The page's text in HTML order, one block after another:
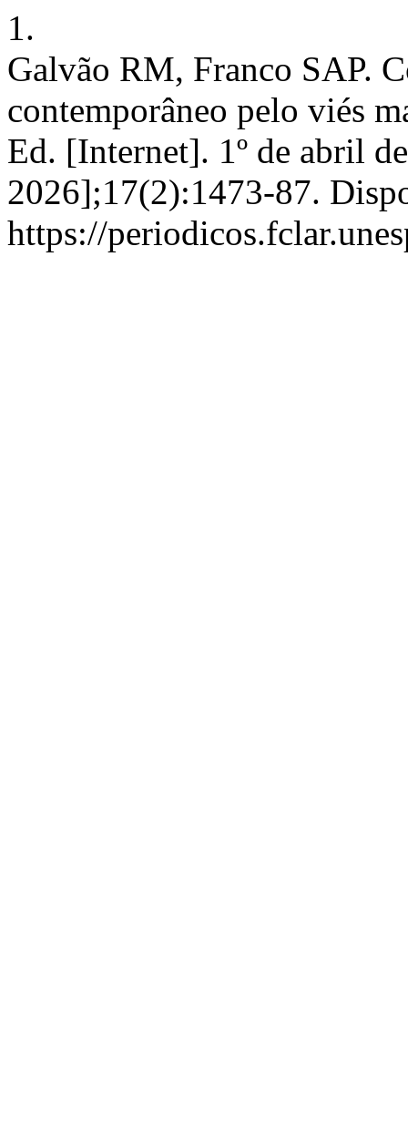
1.
Galvão RM, Franco SAP.
contemporâneo pelo viés
Ed. [Internet]. 1º de abril
2026];17(2):1473-87.
https://